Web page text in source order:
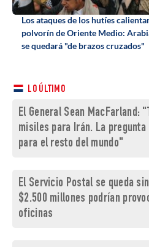
Los ataques de los hutíes
polvorín de Oriente Medio:
se quedará "de brazos cruzados"
LO ÚLTIMO
El General Sean MacFarland:
misiles para Irán. La
para el resto del mundo"
El Servicio Postal se queda
$2.500 millones podrían
oficinas